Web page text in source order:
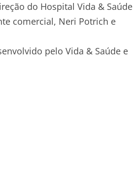
do Hospital Vida & Saúde
comercial, Neri Potrich e
pelo Vida & Saúde e